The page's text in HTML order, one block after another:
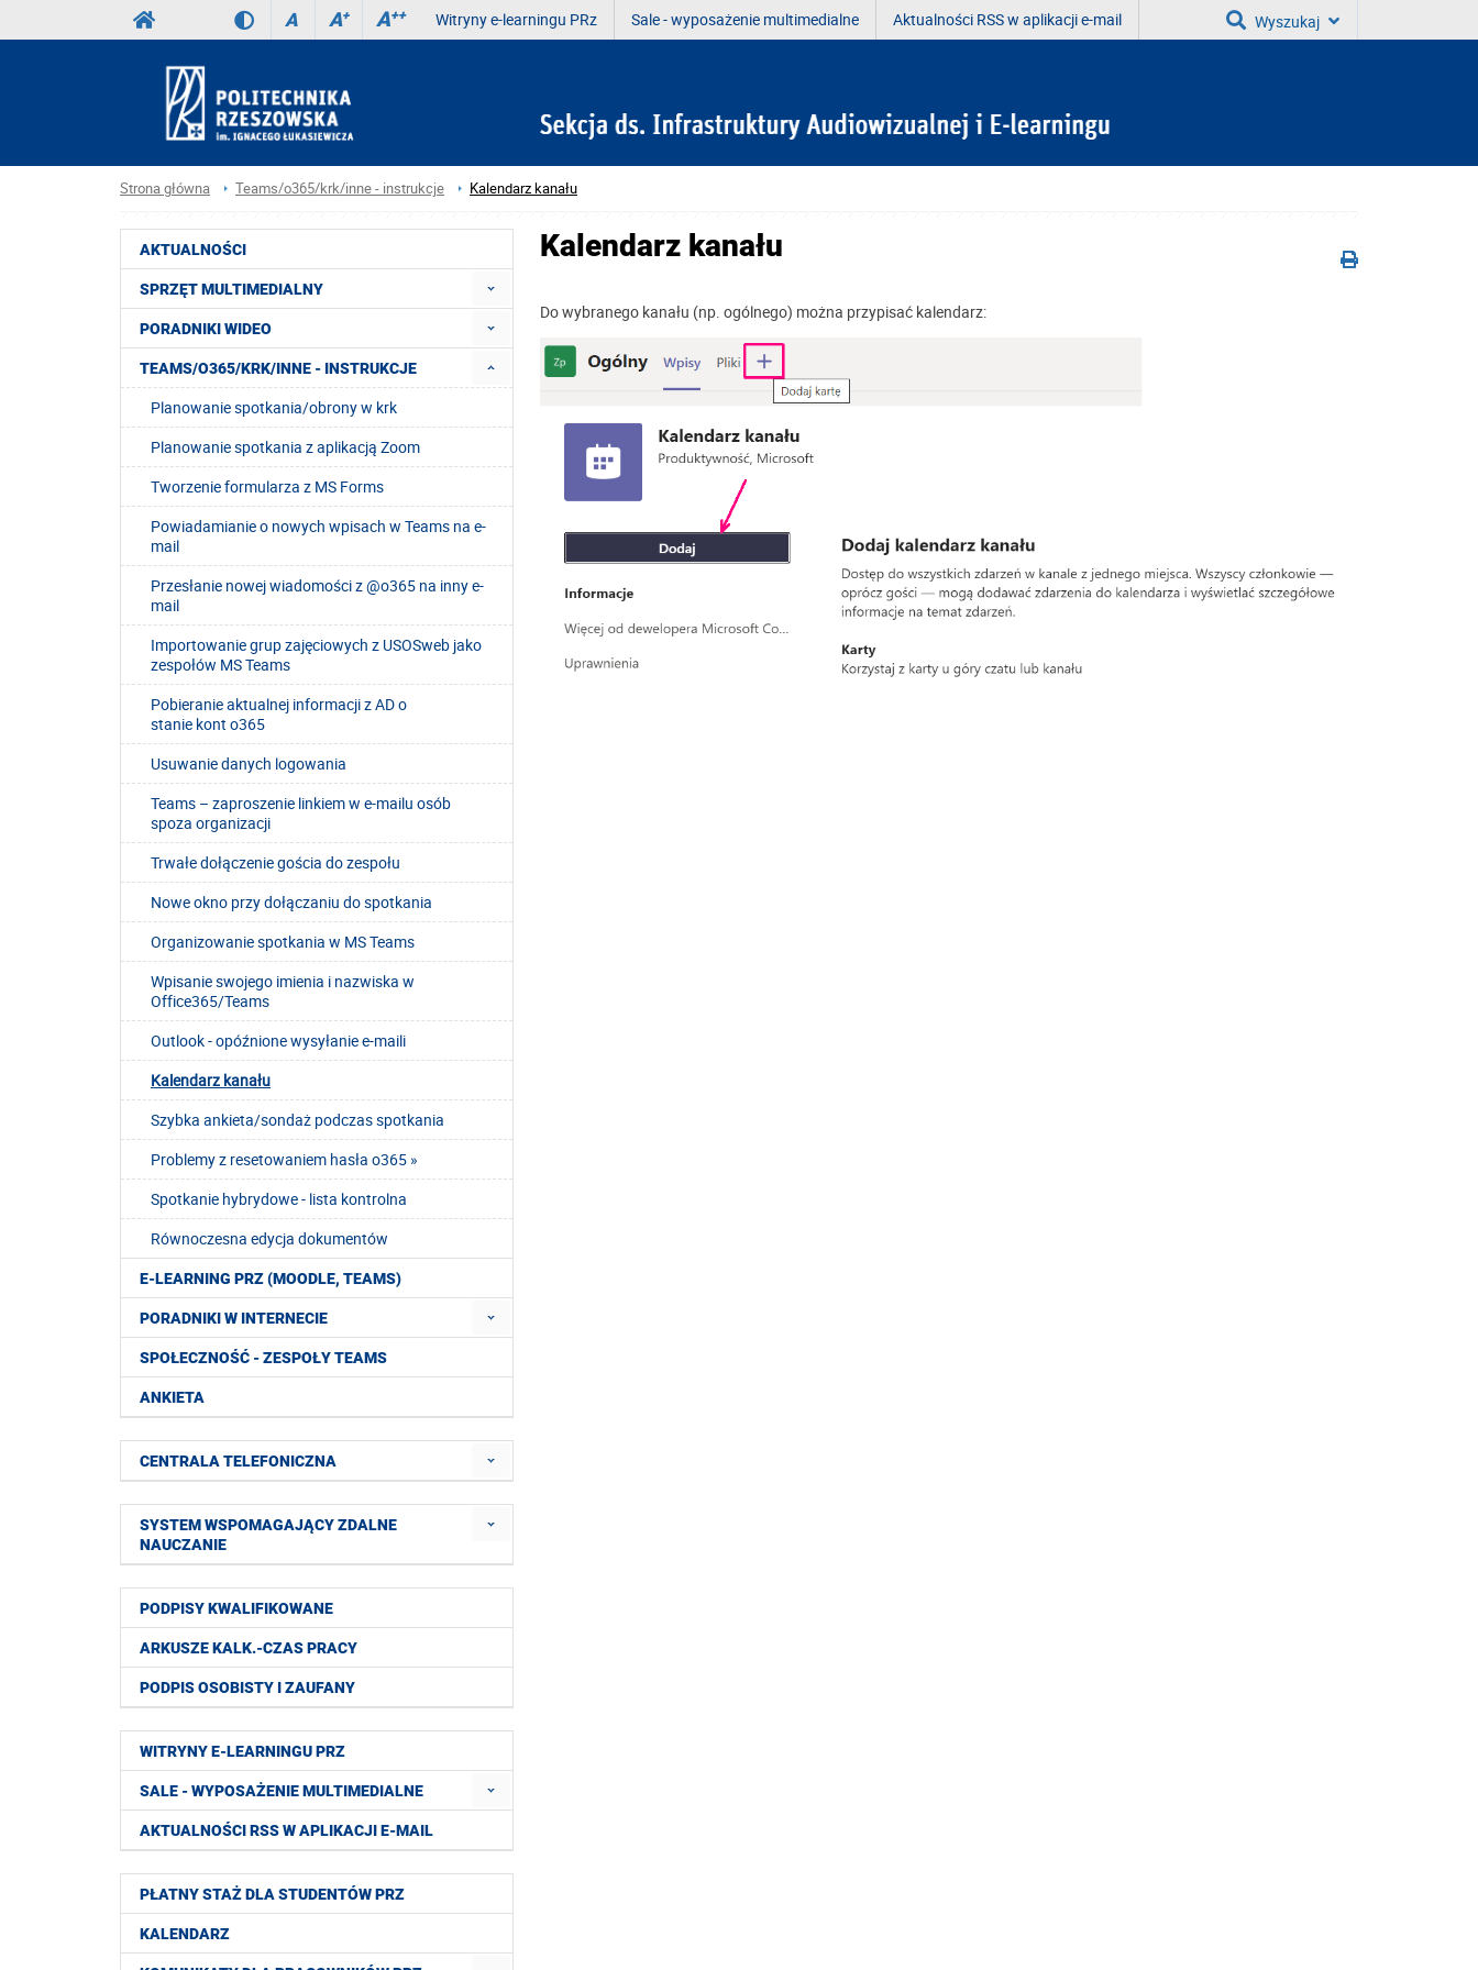
A A+ A++ Witryny e-learningu PRz Sale - wyposażenie multimedialne Aktualności RSS w aplikacji e-mail Wyszukaj
Strona główna Teams/o365/krk/inne - instrukcje Kalendarz kanału
AKTUALNOŚCI
SPRZĘT MULTIMEDIALNY
PORADNIKI WIDEO
TEAMS/O365/KRK/INNE - INSTRUKCJE
Planowanie spotkania/obrony w krk
Planowanie spotkania z aplikacją Zoom
Tworzenie formularza z MS Forms
Powiadamianie o nowych wpisach w Teams na e-
mail
Przesłanie nowej wiadomości z @o365 na inny e-
mail
Importowanie grup zajęciowych z USOSweb jako
zespołów MS Teams
Pobieranie aktualnej informacji z AD o
stanie kont o365
Usuwanie danych logowania
Teams – zaproszenie linkiem w e-mailu osób
spoza organizacji
Trwałe dołączenie gościa do zespołu
Nowe okno przy dołączaniu do spotkania
Organizowanie spotkania w MS Teams
Wpisanie swojego imienia i nazwiska w
Office365/Teams
Outlook - opóźnione wysyłanie e-maili
Kalendarz kanału
Szybka ankieta/sondaż podczas spotkania
Problemy z resetowaniem hasła o365 »
Spotkanie hybrydowe - lista kontrolna
Równoczesna edycja dokumentów
E-LEARNING PRZ (MOODLE, TEAMS)
PORADNIKI W INTERNECIE
SPOŁECZNOŚĆ - ZESPOŁY TEAMS
ANKIETA
CENTRALA TELEFONICZNA
SYSTEM WSPOMAGAJĄCY ZDALNE
NAUCZANIE
PODPISY KWALIFIKOWANE
ARKUSZE KALK.-CZAS PRACY
PODPIS OSOBISTY I ZAUFANY
WITRYNY E-LEARNINGU PRZ
SALE - WYPOSAŻENIE MULTIMEDIALNE
AKTUALNOŚCI RSS W APLIKACJI E-MAIL
PŁATNY STAŻ DLA STUDENTÓW PRZ
KALENDARZ
Kalendarz kanału
Do wybranego kanału (np. ogólnego) można przypisać kalendarz: